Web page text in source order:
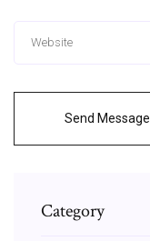
Send Message
Category